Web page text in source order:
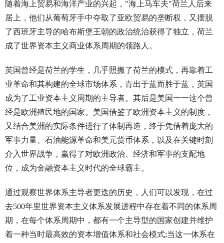
随着海上贸易和海洋产业的兴起，"海上马车夫"荷兰人后来
居上，他们从葡萄牙手中夺取了亚欧贸易的垄断权，又摆脱
了西班牙主导的哈布斯堡王朝的政治统治获得了独立，荷兰
成了世界资本主义商业体系周期的领路人。
英国曾经是荷兰的学生，几乎照搬了荷兰的模式，再靠着工
业革命和其构建的全球市场体系，青出于蓝而胜于蓝，英国
成为了工业资本主义周期的主导者。其后是美国一一这个曾
经是欧洲殖民地的国家。美国借鉴了欧洲资本主义的制度，
又结合美洲的实际条件进行了体制再造，终于凭借着庞大的
军事力量、石油能源革命和美元货币体系，以及在关键时刻
介入世界战争，赢得了对欧洲政治、经济和军事的支配地
位，成为金融资本主义时代的全球霸主。
通过观察世界体系主导者更迭的历史，人们可以发现，在过
去500年里世界资本主义体系发展进程中存在着不同的体系周
期，在每个体系周期中，都有一个主导型的国家创建并维护
着一种当时最高效的资本增值体系和社会模式;当这一体系在